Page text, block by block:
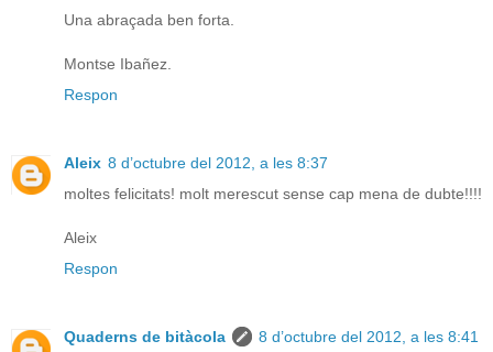
Una abraçada ben forta.
Montse Ibañez.
Respon
Aleix 8 d’octubre del 2012, a les 8:37
moltes felicitats! molt merescut sense cap mena de dubte!!!!
Aleix
Respon
Quaderns de bitàcola
8 d’octubre del 2012, a les 8:41